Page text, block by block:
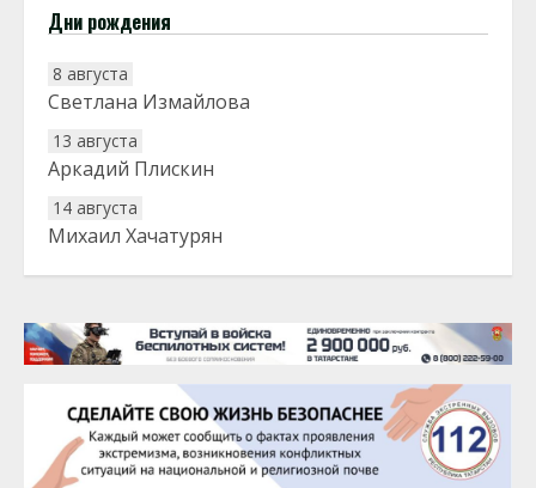
Дни рождения
8 августа
Светлана Измайлова
13 августа
Аркадий Плискин
14 августа
Михаил Хачатурян
20 августа
22 августа
Евгений Ефимов
25 августа
Сэсэгма Бубеева
28 августа